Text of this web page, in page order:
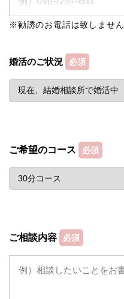
※勧誘のお電話は致しません
婚活のご状況 必須
ご希望のコース 必須
ご相談内容 必須